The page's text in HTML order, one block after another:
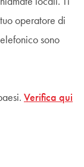
operatore di
sono
Verifica qui